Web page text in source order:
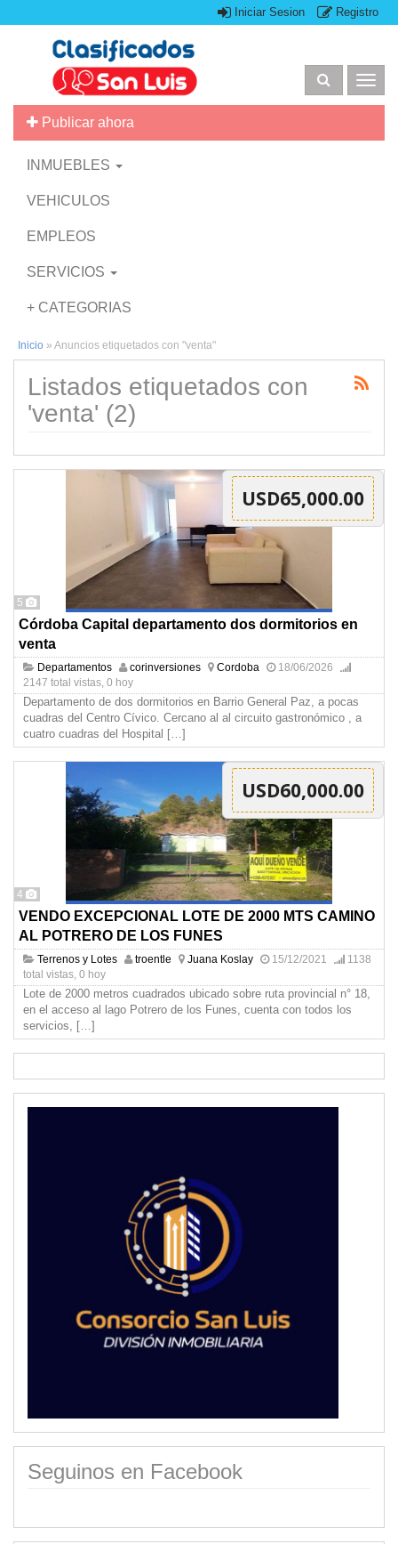
Iniciar Sesion Registro
Publicar ahora
INMUEBLES
VEHICULOS
EMPLEOS
SERVICIOS
+ CATEGORIAS
Inicio » Anuncios etiquetados con "venta"
Listados etiquetados con
'venta' (2)
5
USD65,000.00
Córdoba Capital departamento dos dormitorios en
venta
Departamentos corinversiones Cordoba
18/06/2026
2147 total vistas, 0 hoy
Departamento de dos dormitorios en Barrio General Paz, a pocas
cuadras del Centro Cívico. Cercano al al circuito gastronómico , a
cuatro cuadras del Hospital […]
4
USD60,000.00
VENDO EXCEPCIONAL LOTE DE 2000 MTS CAMINO
AL POTRERO DE LOS FUNES
Terrenos y Lotes troentle Juana Koslay 15/12/2021
1138
total vistas, 0 hoy
Lote de 2000 metros cuadrados ubicado sobre ruta provincial n° 18,
en el acceso al lago Potrero de los Funes, cuenta con todos los
servicios, […]
Seguinos en Facebook